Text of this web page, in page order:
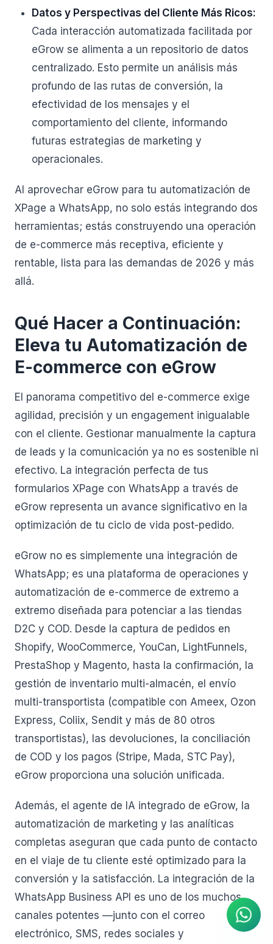
Datos y Perspectivas del Cliente Más Ricos:
Cada interacción automatizada facilitada por
eGrow se alimenta a un repositorio de datos
centralizado. Esto permite un análisis más
profundo de las rutas de conversión, la
efectividad de los mensajes y el
comportamiento del cliente, informando
futuras estrategias de marketing y
operacionales.
Al aprovechar eGrow para tu automatización de
XPage a WhatsApp, no solo estás integrando dos
herramientas; estás construyendo una operación
de e-commerce más receptiva, eficiente y
rentable, lista para las demandas de 2026 y más
allá.
Qué Hacer a Continuación:
Eleva tu Automatización de
E-commerce con eGrow
El panorama competitivo del e-commerce exige
agilidad, precisión y un engagement inigualable
con el cliente. Gestionar manualmente la captura
de leads y la comunicación ya no es sostenible ni
efectivo. La integración perfecta de tus
formularios XPage con WhatsApp a través de
eGrow representa un avance significativo en la
optimización de tu ciclo de vida post-pedido.
eGrow no es simplemente una integración de
WhatsApp; es una plataforma de operaciones y
automatización de e-commerce de extremo a
extremo diseñada para potenciar a las tiendas
D2C y COD. Desde la captura de pedidos en
Shopify, WooCommerce, YouCan, LightFunnels,
PrestaShop y Magento, hasta la confirmación, la
gestión de inventario multi-almacén, el envío
multi-transportista (compatible con Ameex, Ozon
Express, Coliix, Sendit y más de 80 otros
transportistas), las devoluciones, la conciliación
de COD y los pagos (Stripe, Mada, STC Pay),
eGrow proporciona una solución unificada.
Además, el agente de IA integrado de eGrow, la
automatización de marketing y las analíticas
completas aseguran que cada punto de contacto
en el viaje de tu cliente esté optimizado para la
conversión y la satisfacción. La integración de la
WhatsApp Business API es uno de los muchos
canales potentes —junto con el correo
electrónico, SMS, redes sociales y
Agente de IA
Respuestas instantáneas en
WhatsApp